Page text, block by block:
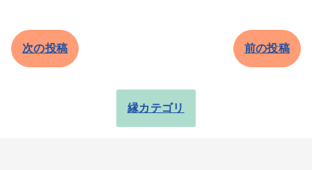
次の投稿 前の投稿
縁カテゴリ